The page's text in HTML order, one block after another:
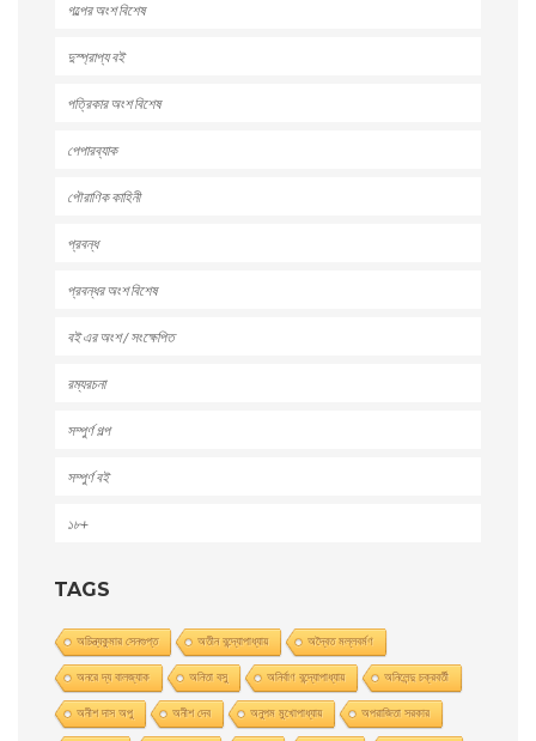
গল্পের অংশ বিশেষ
দুস্প্রাপ্য বই
পত্রিকার অংশ বিশেষ
পেপারব্যাক
পৌরাণিক কাহিনী
প্রবন্ধ
প্রবন্ধর অংশ বিশেষ
বই এর অংশ / সংক্ষেপিত
রম্যরচনা
সম্পুর্ণ গল্প
সম্পুর্ণ বই
১৮+
TAGS
অচিন্ত্যকুমার সেনগুপ্ত অতীন বন্দ্যোপাধ্যায় অদ্বৈত মল্লবর্মণ
অনরে দ্য বালজ্যাক অনিতা বসু অনির্বাণ বন্দ্যোপাধ্যায় অনিলেন্দু চক্রবর্তী
অনীশ দাস অপু অনীশ দেব অনুপম মুখোপাধ্যায় অপরাজিতা সরকার